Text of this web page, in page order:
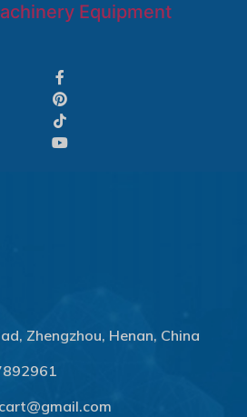
Equipment
Zhengzhou, Henan, China
Slovenčina